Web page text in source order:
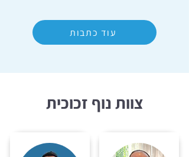
עוד כתבות
צוות נוף זכוכית